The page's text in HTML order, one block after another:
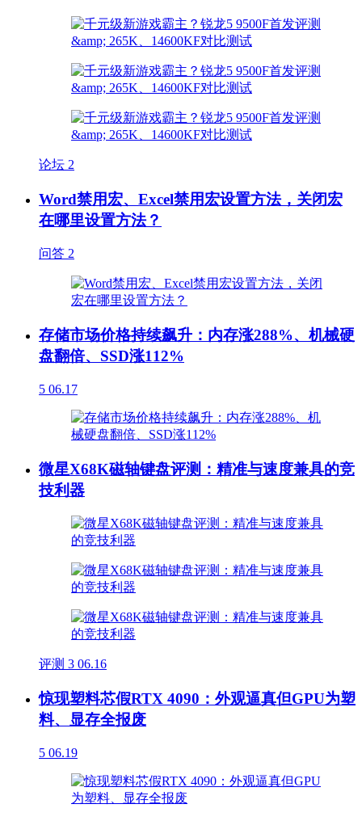
论坛 2
Word禁用宏、Excel禁用宏设置方法，关闭宏
在哪里设置方法？
问答 2
存储市场价格持续飙升：内存涨288%、机械硬
盘翻倍、SSD涨112%
5 06.17
微星X68K磁轴键盘评测：精准与速度兼具的竞
技利器
评测 3 06.16
惊现塑料芯假RTX 4090：外观逼真但GPU为塑
料、显存全报废
5 06.19